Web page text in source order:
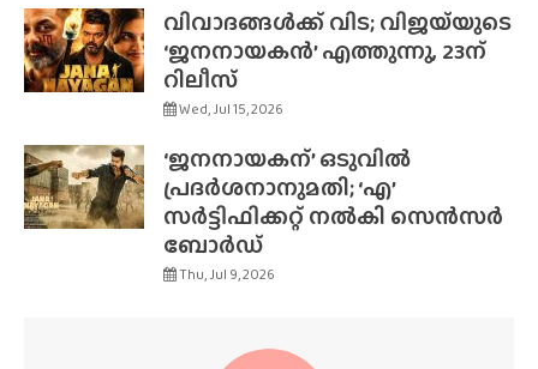
വിവാദങ്ങൾക്ക് വിട; വിജയ്‌യുടെ
‘ജനനായകൻ’ എത്തുന്നു, 23ന്
റിലീസ്
Wed, Jul 15, 2026
‘ജനനായകന്’ ഒടുവിൽ
പ്രദർശനാനുമതി; ‘എ’
സർട്ടിഫിക്കറ്റ് നൽകി സെൻസർ
ബോർഡ്
Thu, Jul 9, 2026